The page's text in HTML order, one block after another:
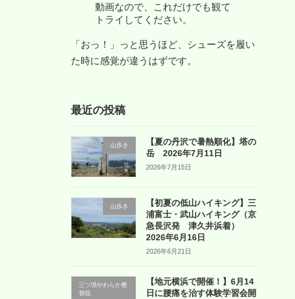
動画なので、これだけでも観て
トライしてください。
「おっ！」っと思うほど、シューズを履い
た時に感覚が違うはずです。
最近の投稿
山歩き
【夏の丹沢で暑熱順化】塔の
岳 2026年7月11日
2026年7月15日
山歩き
【初夏の低山ハイキング】三
浦富士・武山ハイキング（京
急長沢発 津久井浜着）
2026年6月16日
2026年6月21日
三ツ境やわらか整
骨院
【地元横浜で開催！】6月14
日に腰痛を治す体験学習会開